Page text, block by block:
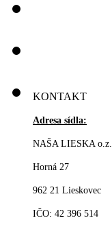
KONTAKT
Adresa sídla:
NAŠA LIESKA o.z.
Horná 27
962 21 Lieskovec
IČO: 42 396 514